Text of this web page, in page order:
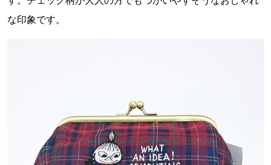
な印象です。